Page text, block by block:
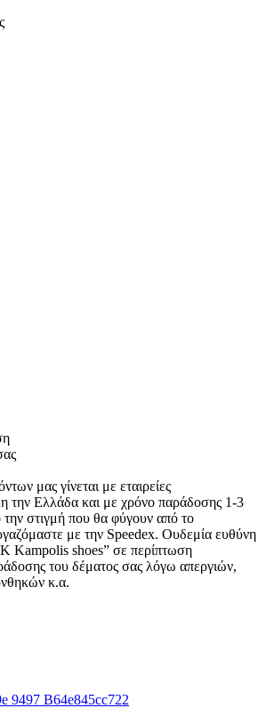
μας γίνεται με εταιρείες
την Ελλάδα και με χρόνο παράδοσης 1-3
την στιγμή που θα φύγουν από το
με την Speedex. Oυδεμία ευθύνη
Kampolis shoes” σε περίπτωση
του δέματος σας λόγω απεργιών,
κ.α.